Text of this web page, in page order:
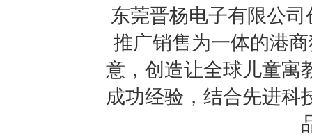
东莞晋杨电子有限公
推广销售为一体的港
意，创造让全球儿童寓
成功经验，结合先进科